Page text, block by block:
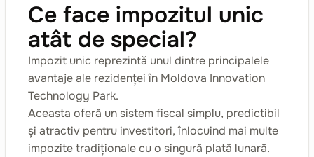
Ce face impozitul unic
atât de special?
Impozit unic reprezintă unul dintre principalele
avantaje ale rezidenței în Moldova Innovation
Technology Park.
Aceasta oferă un sistem fiscal simplu, predictibil
și atractiv pentru investitori, înlocuind mai multe
impozite tradiționale cu o singură plată lunară.